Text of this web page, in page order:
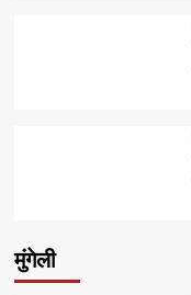
मुंगेली